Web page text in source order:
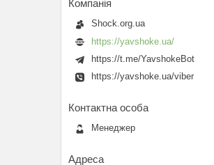
Shock.org.ua
https://yavshoke.ua/
https://t.me/YavshokeBot
https://yavshoke.ua/viber
Менеджер